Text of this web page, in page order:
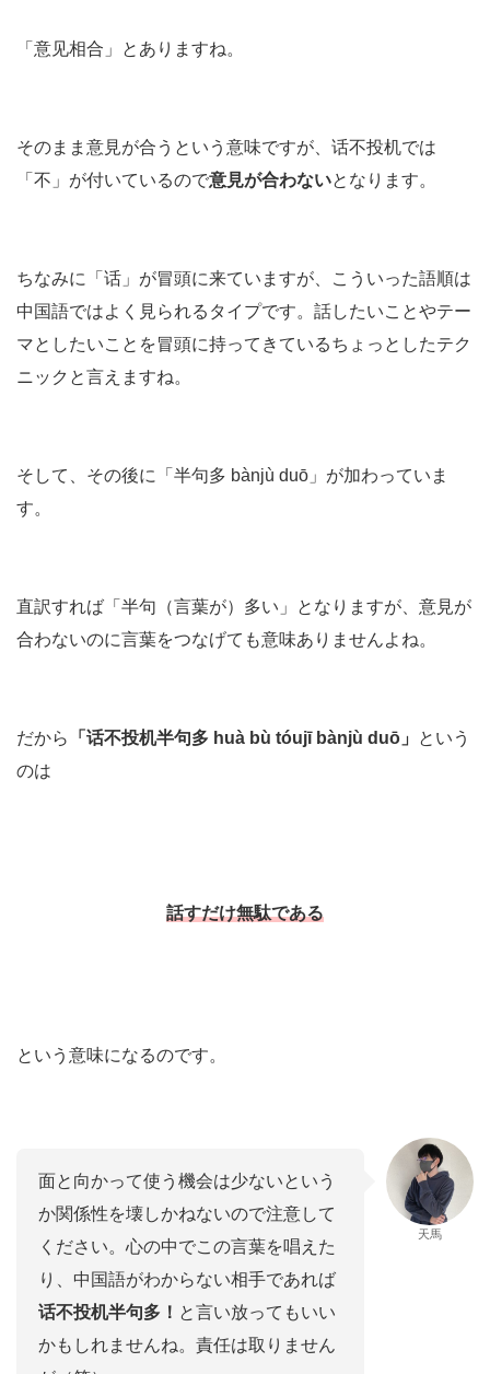
「意见相合」とありますね。
そのまま意見が合うという意味ですが、话不投机では
「不」が付いているので意見が合わないとなります。
ちなみに「话」が冒頭に来ていますが、こういった語順は
中国語ではよく見られるタイプです。話したいことやテー
マとしたいことを冒頭に持ってきているちょっとしたテク
ニックと言えますね。
そして、その後に「半句多 bànjù duō」が加わっていま
す。
直訳すれば「半句（言葉が）多い」となりますが、意見が
合わないのに言葉をつなげても意味ありませんよね。
だから 「话不投机半句多 huà bù tóujī bànjù duō」
という
のは
話すだけ無駄である
という意味になるのです。
面と向かって使う機会は少ないという
か関係性を壊しかねないので注意して
ください。心の中でこの言葉を唱えた
り、中国語がわからない相手であれば
话不投机半句多！ と言い放ってもいい
かもしれませんね。責任は取りません
天馬